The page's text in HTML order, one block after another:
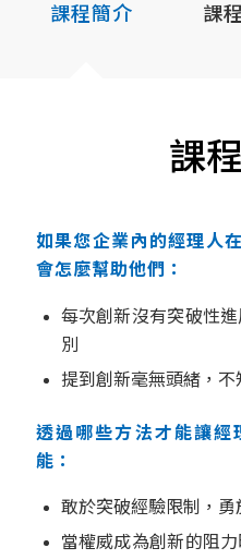
課程簡介 課
課
如果您企業內的經理人
會怎麼幫助他們：
每次創新沒有突破性
別
提到創新毫無頭緒，
透過哪些方法才能讓經
能：
敢於突破經驗限制，勇
當權威成為創新的阻